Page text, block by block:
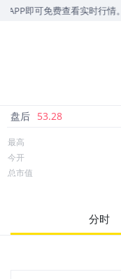
费查看实时行情。
盘后 53.28
最高
今开
总市值
股息
分时